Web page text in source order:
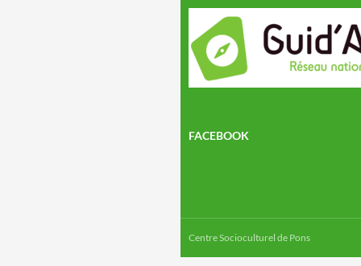
FACEBOOK
Centre Socioculturel de Pons